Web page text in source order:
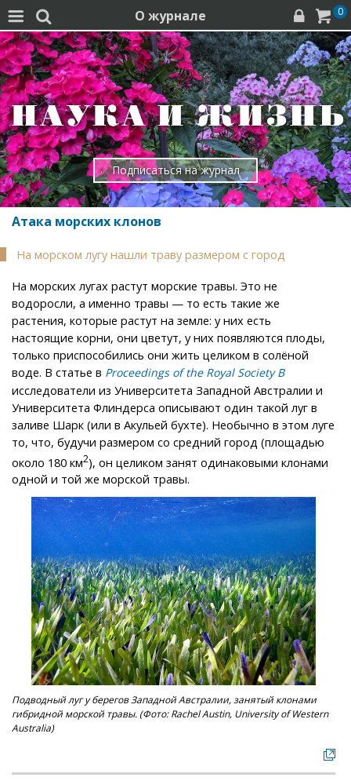
  О журнале   0
Подписаться на журнал
Атака морских клонов
На морском лугу нашли траву размером с город
На морских лугах растут морские травы. Это не
водоросли, а именно травы — то есть такие же
растения, которые растут на земле: у них есть
настоящие корни, они цветут, у них появляются плоды,
только приспособились они жить целиком в солёной
воде. В статье в Proceedings of the Royal Society B
исследователи из Университета Западной Австралии и
Университета Флиндерса описывают один такой луг в
заливе Шарк (или в Акульей бухте). Необычно в этом луге
то, что, будучи размером со средний город (площадью
около 180 км2), он целиком занят одинаковыми клонами
одной и той же морской травы.
Подводный луг у берегов Западной Австралии, занятый клонами
гибридной морской травы. (Фото: Rachel Austin, University of Western
Australia)